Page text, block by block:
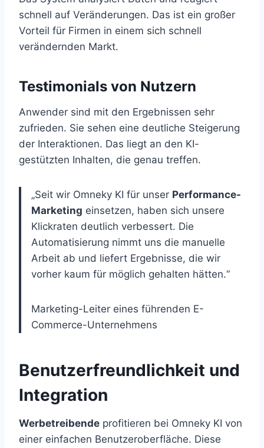
schnell auf Veränderungen. Das ist ein großer
Vorteil für Firmen in einem sich schnell
verändernden Markt.
Testimonials von Nutzern
Anwender sind mit den Ergebnissen sehr
zufrieden. Sie sehen eine deutliche Steigerung
der Interaktionen. Das liegt an den KI-
gestützten Inhalten, die genau treffen.
„Seit wir Omneky KI für unser Performance-
Marketing einsetzen, haben sich unsere
Klickraten deutlich verbessert. Die
Automatisierung nimmt uns die manuelle
Arbeit ab und liefert Ergebnisse, die wir
vorher kaum für möglich gehalten hätten.“
Marketing-Leiter eines führenden E-
Commerce-Unternehmens
Benutzerfreundlichkeit und
Integration
Werbetreibende profitieren bei Omneky KI von
einer einfachen Benutzeroberfläche. Diese